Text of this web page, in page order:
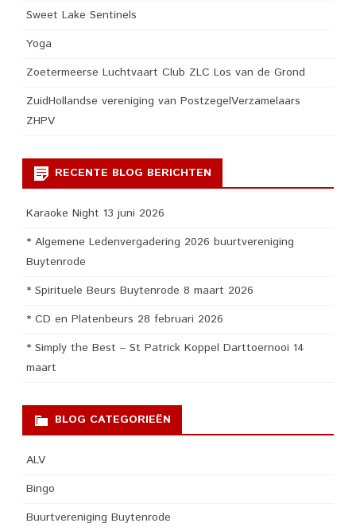
Sweet Lake Sentinels
Yoga
Zoetermeerse Luchtvaart Club ZLC Los van de Grond
ZuidHollandse vereniging van PostzegelVerzamelaars
ZHPV
RECENTE BLOG BERICHTEN
Karaoke Night 13 juni 2026
* Algemene Ledenvergadering 2026 buurtvereniging
Buytenrode
* Spirituele Beurs Buytenrode 8 maart 2026
* CD en Platenbeurs 28 februari 2026
* Simply the Best – St Patrick Koppel Darttoernooi 14
maart
BLOG CATEGORIEËN
ALV
Bingo
Buurtvereniging Buytenrode